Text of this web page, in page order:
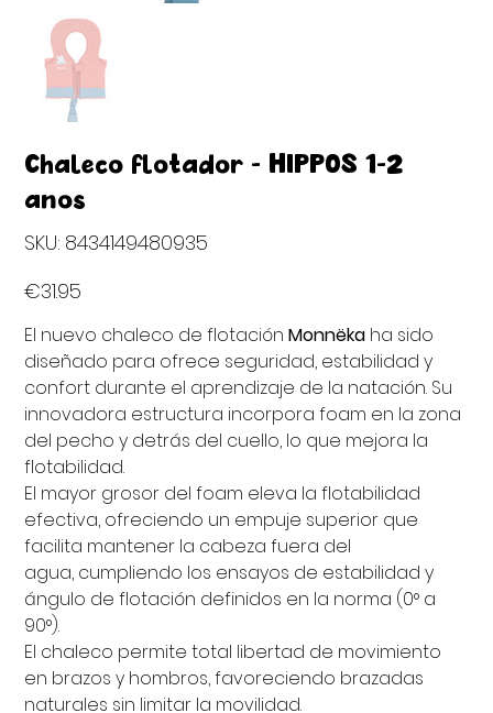
Chaleco flotador - HIPPOS 1-2
años
SKU: 8434149480935
8434149480935
€31.95
El nuevo chaleco de flotaciónMonnëka ha sido
diseñado para ofrece seguridad, estabilidad y
confort durante el aprendizaje de la natación. Su
innovadora estructura incorpora foam en la zona
del pecho y detrás del cuello, lo que mejora la
flotabilidad.
El mayor grosor del foam eleva la flotabilidad
efectiva, ofreciendo un empuje superior que
facilita mantener la cabeza fuera del
agua, cumpliendo los ensayos de estabilidad y
ángulo de flotación definidos en la norma (0° a
90°).
El chaleco permite total libertad de movimiento
en brazos y hombros, favoreciendo brazadas
naturales sin limitar la movilidad.